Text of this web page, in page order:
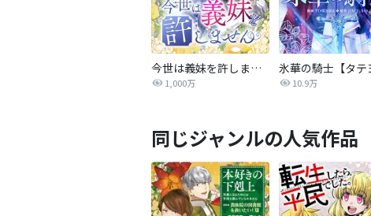
今世は義妹を許しません
1,000万 10.9万
同じジャンルの人気作品